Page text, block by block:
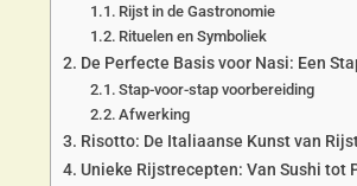
Rijst in de Gastronomie
Rituelen en Symboliek
De Perfecte Basis voor Nasi: Een
Stap-voor-stap voorbereiding
Afwerking
Risotto: De Italiaanse Kunst van
Unieke Rijstrecepten: Van Sushi tot